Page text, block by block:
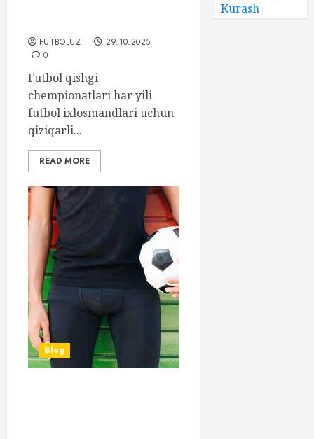
FUTBOLUZ
29.10.2025
0
Futbol qishgi
chempionatlari har yili
futbol ixlosmandlari uchun
qiziqarli...
READ MORE
Blog
Kurash